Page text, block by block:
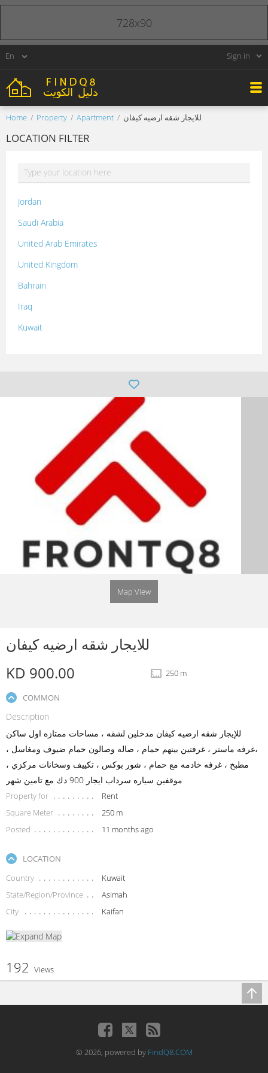
Sign in
Home Property Apartment للايجار شقه ارضيه كيفان
LOCATION FILTER
Jordan
Saudi Arabia
United Arab Emirates
United Kingdom
Bahrain
Iraq
Kuwait
Tunisia
Turkey
Map View
للايجار شقه ارضيه كيفان
KD 900.00
250 m
COMMON
Description
للإيجار شقه ارضيه كيفان مدخلين لشقه ، مساحات ممتازه اول ساكن
،غرفه ماستر ، غرفتين بينهم حمام ، صاله وصالون حمام ضيوف ومغاسل ،
مطبخ ، غرفه خادمه مع حمام ، شور بوكس ، تكييف وسخانات مركزي ،
موقفين سياره سرداب ايجار 900 دك مع تامين شهر
Property for
Rent
Square Meter
250 m
Posted
11 months ago
LOCATION
Country
Kuwait
State/Region/Province
Asimah
City
Kaifan
192 Views
728x90
© 2026, powered by FindQ8.COM